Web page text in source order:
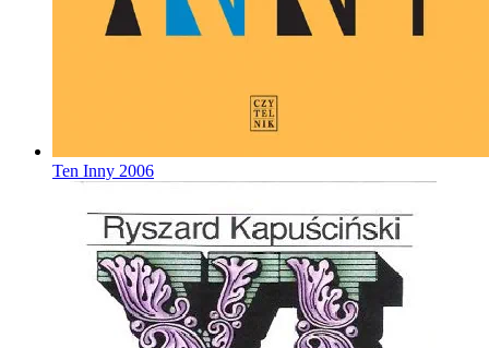
Ten Inny 2006